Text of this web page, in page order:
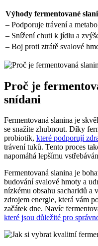
Výhody fermentované
– Podporuje trávení a
– Snížení chuti k jídlu a
– Boj proti ztrátě svalové
Proč je
snídani
Fermentovaná slanina je
se snažíte zhubnout. Díky
probiotik, které podporují
trávení tuků. Tento proces
napomáhá lepšímu
Fermentovaná slanina je
budování svalové hmoty a
nízkému obsahu sacharidů a
zdrojem energie, která vám
začátek dne. Navíc
které jsou důležité pro